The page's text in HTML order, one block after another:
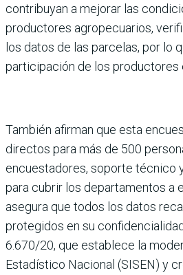
contribuyan a mejorar las
productores agropecuarios,
los datos de las parcelas, por lo
participación de los productores
También afirman que esta
directos para más de 500
encuestadores, soporte técnico
para cubrir los departamentos a
asegura que todos los datos
protegidos en su
6.670/20, que establece la
Estadístico Nacional (SISEN) y